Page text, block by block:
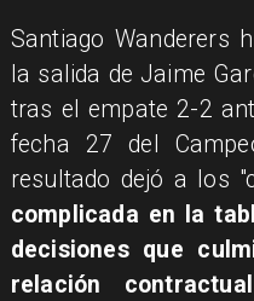
Santiago Wanderers
la salida de Jaime
tras el empate 2-2
fecha 27 del
resultado dejó a los
complicada en la
decisiones que
relación